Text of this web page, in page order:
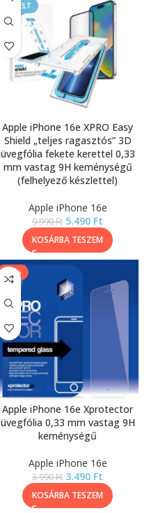
KIEMELT
Apple iPhone 16e XPRO Easy
Shield „teljes ragasztós” 3D
üvegfólia fekete kerettel 0,33
mm vastag 9H keménységű
(felhelyező készlettel)
Apple iPhone 16e
9.990Ft 5.490 Ft
KOSÁRBA TESZEM
-13%
Apple iPhone 16e Xprotector
üvegfólia 0,33 mm vastag 9H
keménységű
Apple iPhone 16e
3.990Ft 3.490 Ft
KOSÁRBA TESZEM